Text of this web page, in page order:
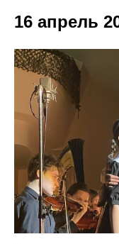
16 апрель